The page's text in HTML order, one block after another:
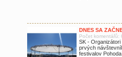
DNES SA
Počet komentářů:
SK -
prvých
festivalov